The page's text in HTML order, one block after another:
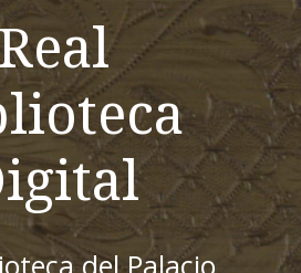
del Palacio